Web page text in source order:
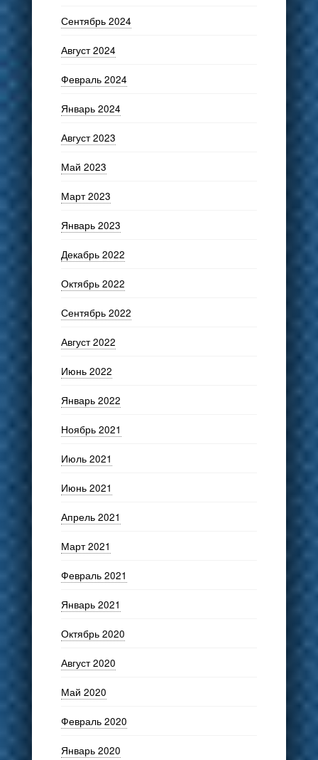
Сентябрь 2024
Август 2024
Февраль 2024
Январь 2024
Август 2023
Май 2023
Март 2023
Январь 2023
Декабрь 2022
Октябрь 2022
Сентябрь 2022
Август 2022
Июнь 2022
Январь 2022
Ноябрь 2021
Июль 2021
Июнь 2021
Апрель 2021
Март 2021
Февраль 2021
Январь 2021
Октябрь 2020
Август 2020
Май 2020
Февраль 2020
Январь 2020